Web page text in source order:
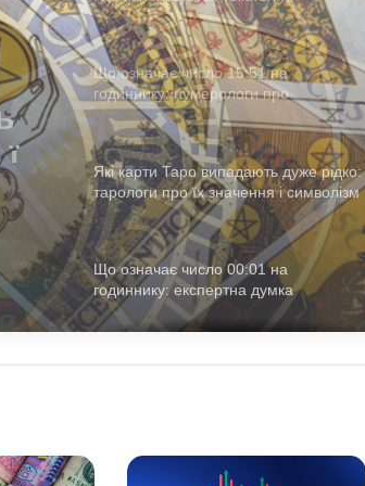
Що означає число 15:51 на
годиннику: нумерологи про
«магічність» і символізм
Які карти Таро випадають дуже рідко:
тарологи про їх значення і символізм
Що означає число 00:01 на
годиннику: експертна думка
езотериків
Чому комп’ютерні ігри вчать більше,
ніж здається: розвиток мислення та